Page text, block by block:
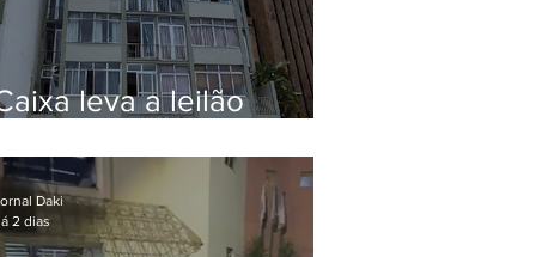
leva a leilão
em Botafogo
Daki
2 dias